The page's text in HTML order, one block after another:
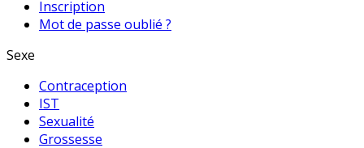
Inscription
Mot de passe oublié ?
Sexe
Contraception
IST
Sexualité
Grossesse